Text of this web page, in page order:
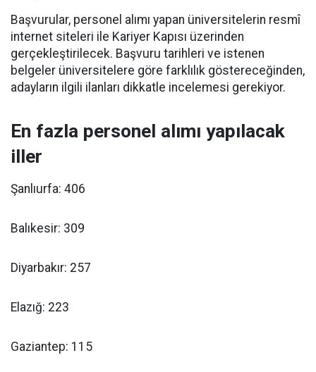
Başvurular, personel alımı yapan üniversitelerin resmî
internet siteleri ile Kariyer Kapısı üzerinden
gerçekleştirilecek. Başvuru tarihleri ve istenen
belgeler üniversitelere göre farklılık göstereceğinden,
adayların ilgili ilanları dikkatle incelemesi gerekiyor.
En fazla personel alımı yapılacak
iller
Şanlıurfa: 406
Balıkesir: 309
Diyarbakır: 257
Elazığ: 223
Gaziantep: 115